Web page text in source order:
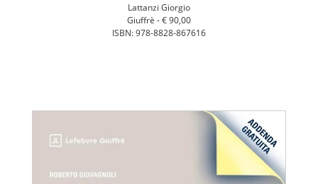
Lattanzi Giorgio
Giuffrè -€ 90,00
ISBN: 978-8828-867616